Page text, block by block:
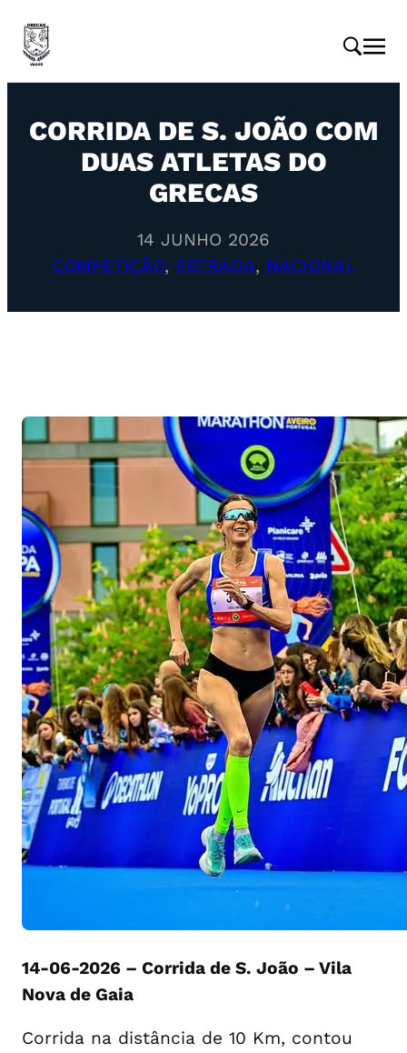
CORRIDA DE S. JOÃO COM
DUAS ATLETAS DO
GRECAS
14 JUNHO 2026
COMPETIÇÃO, ESTRADA, NACIONAL
14-06-2026 – Corrida de S. João – Vila
Nova de Gaia
Corrida na distância de 10 Km, contou